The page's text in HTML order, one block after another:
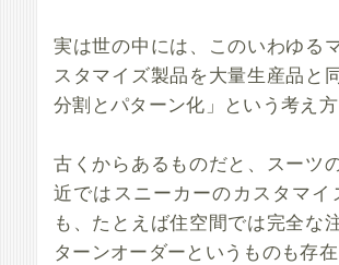
実は世の中には、このいわゆる
スタマイズ製品を大量生産品と
分割とパターン化」という考え
古くからあるものだと、スーツ
近ではスニーカーのカスタマ
も、たとえば住空間では完全な
ターンオーダーというものも存